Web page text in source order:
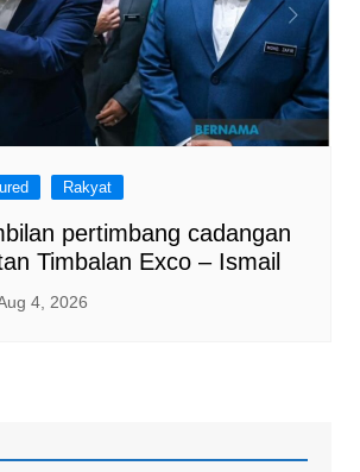
Rakyat
pertimbang cadangan
Timbalan Exco – Ismail
4, 2026